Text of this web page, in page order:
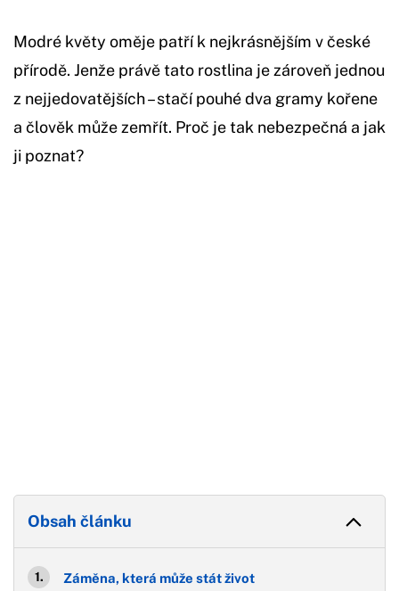
Modré květy oměje patří k nejkrásnějším v české
přírodě. Jenže právě tato rostlina je zároveň jednou
z nejjedovatějších – stačí pouhé dva gramy kořene
a člověk může zemřít. Proč je tak nebezpečná a jak
ji poznat?
Obsah článku
Záměna, která může stát život